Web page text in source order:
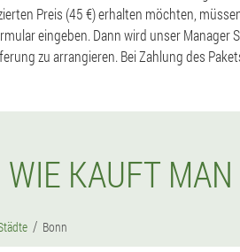
Preis (45 €) erhalten möchten,
eingeben. Dann wird unser Manager
zu arrangieren. Bei Zahlung des
WIE KAUFT
Bonn